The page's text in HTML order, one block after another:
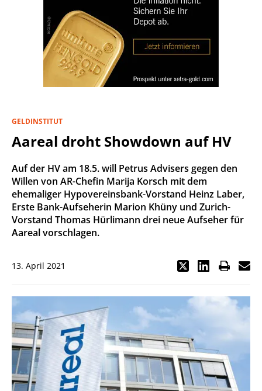
GELDINSTITUT
Aareal droht Showdown auf HV
Auf der HV am 18.5. will Petrus Advisers gegen den
Willen von AR-Chefin Marija Korsch mit dem
ehemaliger Hypovereinsbank-Vorstand Heinz Laber,
Erste Bank-Aufseherin Marion Khüny und Zurich-
Vorstand Thomas Hürlimann drei neue Aufseher für
Aareal vorschlagen.
13. April 2021